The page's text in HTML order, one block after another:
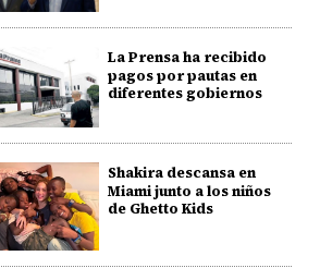
La Prensa ha recibido
pagos por pautas en
diferentes gobiernos
Shakira descansa en
Miami junto a los niños
de Ghetto Kids